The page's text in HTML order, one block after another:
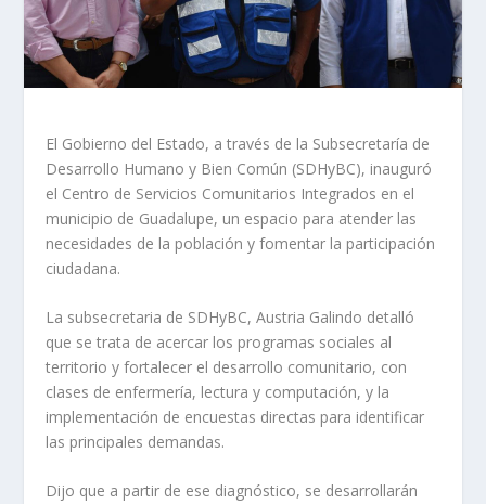
El Gobierno del Estado, a través de la Subsecretaría de
Desarrollo Humano y Bien Común (SDHyBC), inauguró
el Centro de Servicios Comunitarios Integrados en el
municipio de Guadalupe, un espacio para atender las
necesidades de la población y fomentar la participación
ciudadana.
La subsecretaria de SDHyBC, Austria Galindo detalló
que se trata de acercar los programas sociales al
territorio y fortalecer el desarrollo comunitario, con
clases de enfermería, lectura y computación, y la
implementación de encuestas directas para identificar
las principales demandas.
Dijo que a partir de ese diagnóstico, se desarrollarán